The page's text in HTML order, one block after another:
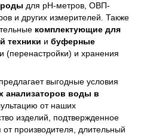
для рН-метров, ОВП-
и других измерителей. Также
комплектующие для
техники и буферные
(перенастройки) и хранения
выгодные условия
анализаторов воды в
от наших
изделий, подтвержденное
производителя, длительный